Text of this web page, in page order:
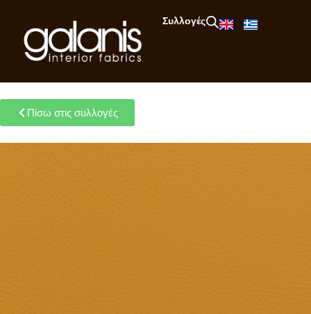
Συλλογές
Πίσω στις συλλογές